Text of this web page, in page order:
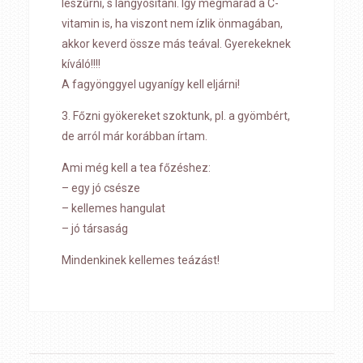
leszűrni, s langyosítani. Így megmarad a C-
vitamin is, ha viszont nem ízlik önmagában,
akkor keverd össze más teával. Gyerekeknek
kíváló!!!!
A fagyönggyel ugyanígy kell eljárni!
3. Főzni gyökereket szoktunk, pl. a gyömbért,
de arról már korábban írtam.
Ami még kell a tea főzéshez:
– egy jó csésze
– kellemes hangulat
– jó társaság
Mindenkinek kellemes teázást!